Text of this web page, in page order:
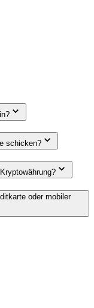
schicken?
oder mobiler